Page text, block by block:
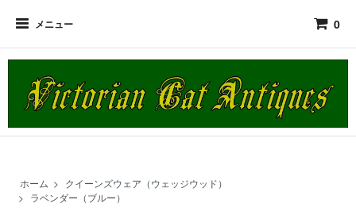
メニュー 0
ホーム > クイーンズウェア（ウェッジウッド）
> ラベンダー（ブルー）